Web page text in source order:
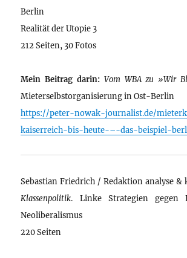
Berlin
Realität der Utopie 3
212 Seiten, 30 Fotos
Mein Beitrag darin: Vom WBA zu »Wir
Mieterselbstorganisierung in Ost-Berlin
https://peter-nowak-journalist.de/
kaiserreich-bis-heute-–-das-beispiel-
Sebastian Friedrich / Redaktion analyse
Klassenpolitik. Linke Strategien gegen
Neoliberalismus
220 Seiten